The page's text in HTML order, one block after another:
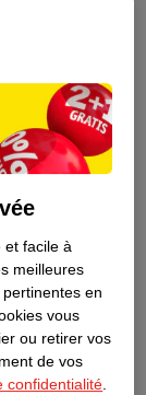
et facile à
meilleures
en
vous
ou retirer vos
de vos
confidentialité.